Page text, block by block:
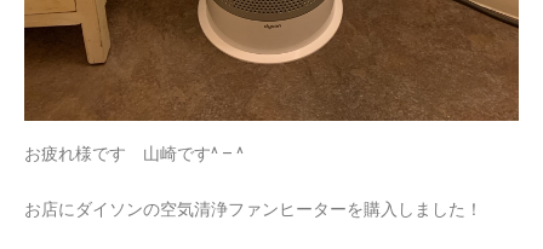
お疲れ様です 山崎です^ – ^
お店にダイソンの空気清浄ファンヒーターを購入しました！